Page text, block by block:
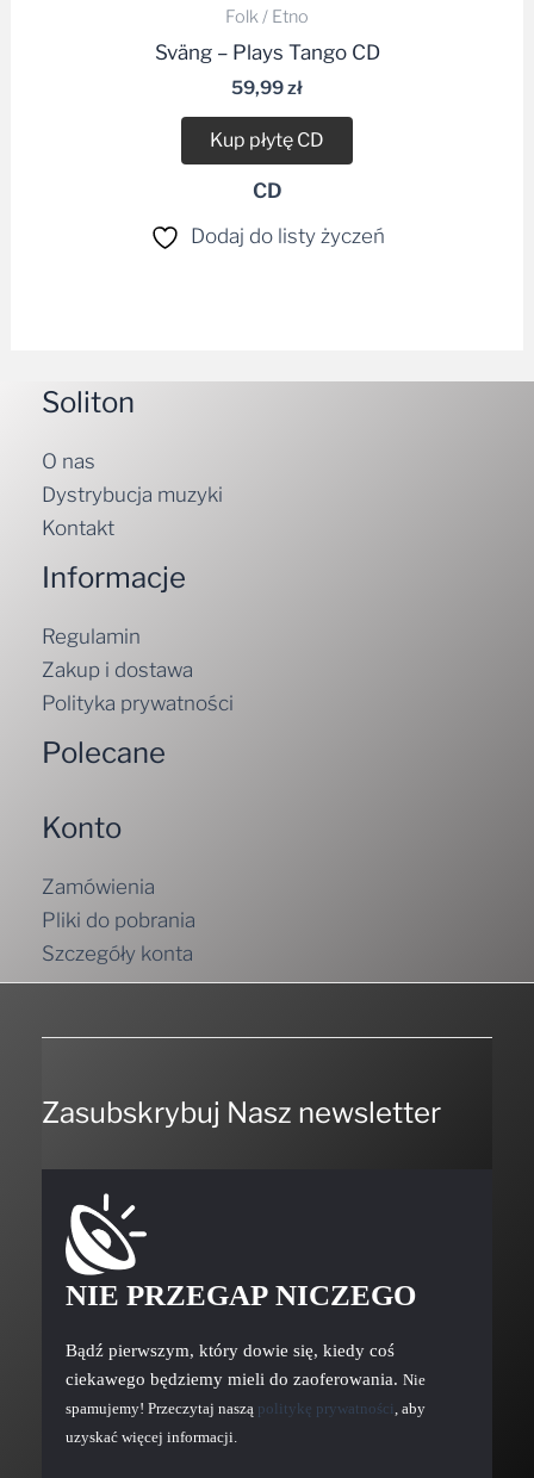
Sväng – Plays Tango CD
59,99 zł
Kup płytę CD
CD
Dodaj do listy życzeń
Dystrybucja muzyki
Kontakt
Informacje
Zakup i dostawa
Polityka prywatności
Polecane
Pliki do pobrania
Szczegóły konta
NIE PRZEGAP NICZEGO
Bądź pierwszym, który dowie się, kiedy coś
ciekawego będziemy mieli do zaoferowania.
spamujemy! Przeczytaj nasząpolitykę prywatności